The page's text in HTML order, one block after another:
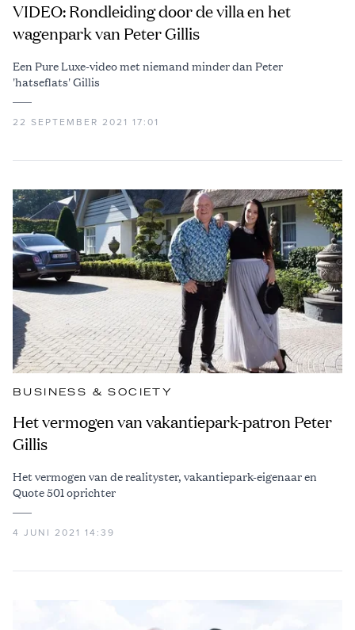
VIDEO: Rondleiding door de villa en het
wagenpark van Peter Gillis
Een Pure Luxe-video met niemand minder dan Peter
'hatseflats' Gillis
22 SEPTEMBER 2021 17:01
BUSINESS & SOCIETY
Het vermogen van vakantiepark-patron Peter
Gillis
Het vermogen van de realityster, vakantiepark-eigenaar en
Quote 501 oprichter
4 JUNI 2021 14:39